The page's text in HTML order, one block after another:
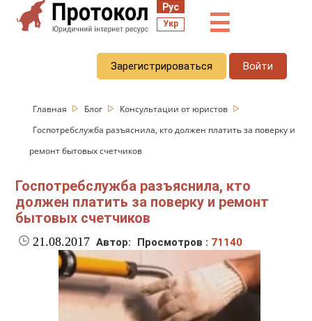
Рус
Укр ☰
Зарегистрироваться Войти
Главная Блог
Консультации от юристов
Госпотребслужба разъяснила, кто должен платить за поверку и
ремонт бытовых счетчиков
Госпотребслужба разъяснила, кто
должен платить за поверку и ремонт
бытовых счетчиков
21.08.2017 Автор: Просмотров : 71140